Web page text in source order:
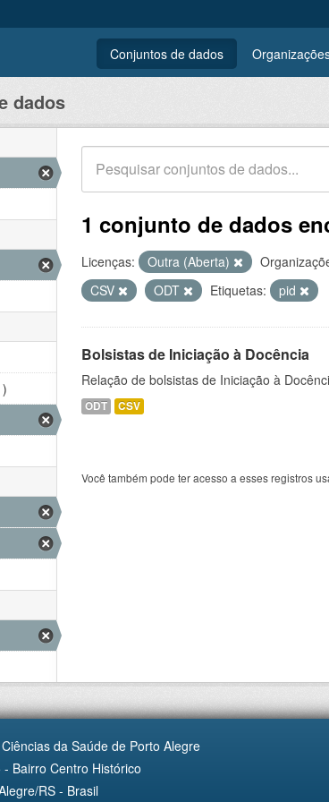
Conjuntos de dados
dados
1 conjunto de dados
Licenças: Outra (Aberta)
CSV
ODT Etiquetas: pid
Bolsistas de Iniciação à Docência
Relação de bolsistas de Iniciação à
ODT CSV
Você também pode ter acesso a esses registros
da Saúde de Porto Alegre
Bairro Centro Histórico
RS - Brasil